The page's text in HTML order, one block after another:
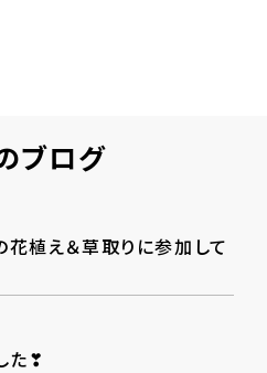
ブログ
植え＆草取りに参加して
た❣